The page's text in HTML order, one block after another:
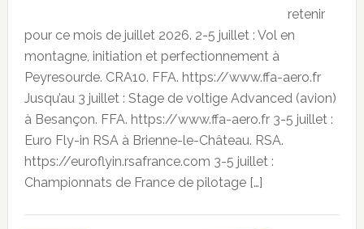
retenir
pour ce mois de juillet 2026. 2-5 juillet : Vol en
montagne, initiation et perfectionnement à
Peyresourde. CRA10. FFA. https://www.ffa-aero.fr
Jusqu’au 3 juillet : Stage de voltige Advanced (avion)
à Besançon. FFA. https://www.ffa-aero.fr 3-5 juillet :
Euro Fly-in RSA à Brienne-le-Château. RSA.
https://euroflyin.rsafrance.com 3-5 juillet :
Championnats de France de pilotage […]